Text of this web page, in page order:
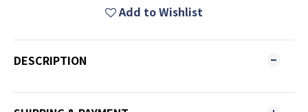
Add to Wishlist
DESCRIPTION